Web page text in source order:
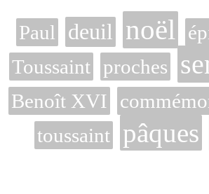
Paul deuil noël
Toussaint proches
Benoît XVI
toussaint
pâques